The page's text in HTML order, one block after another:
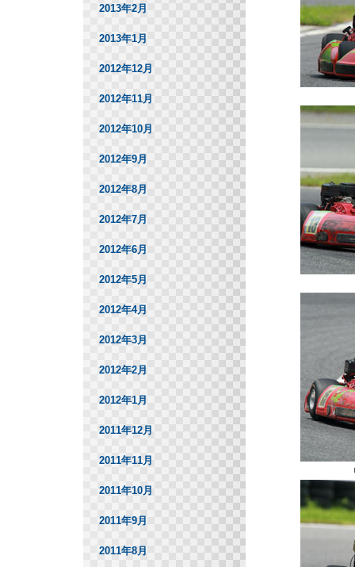
2013年2月
2013年1月
2012年12月
2012年11月
2012年10月
2012年9月
2012年8月
2012年7月
2012年6月
2012年5月
2012年4月
2012年3月
2012年2月
2012年1月
2011年12月
2011年11月
2011年10月
2011年9月
2011年8月